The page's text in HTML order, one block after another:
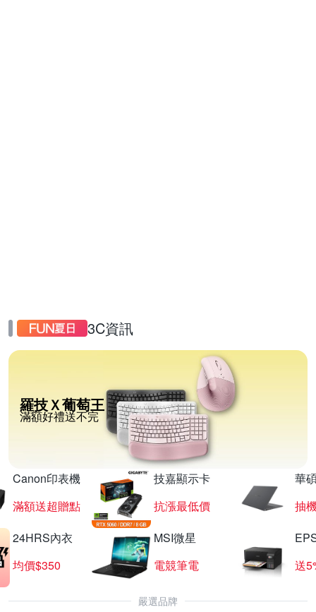
3C資訊
羅技Ｘ葡萄王
滿額好禮送不完
Canon印表機
滿額送超贈點
技嘉顯示卡
抗漲最低價
華
抽
24HRS內衣
均價$350
MSI微星
電競筆電
送
嚴選品牌